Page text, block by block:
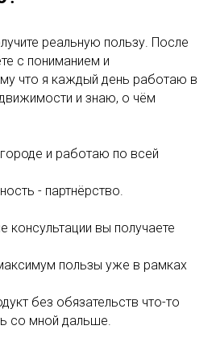
реальную пользу. После
с пониманием и
что я каждый день работаю в
и знаю, о чём
и работаю по всей
- партнёрство.
консультации вы получаете
пользы уже в рамках
без обязательств что-то
со мной дальше.